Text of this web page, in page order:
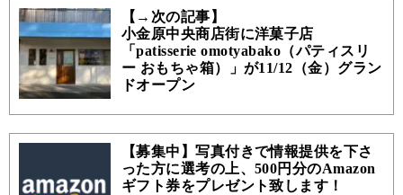
【→次の記事】
小金原中央商店街に洋菓子店
「patisserie omotyabako（パティスリ
ー おもちゃ箱）」が11/12（金）グラン
ドオープン
【募集中】写真付きで情報提供を下さ
った方に選考の上、500円分のAmazon
ギフト券をプレゼント致します！